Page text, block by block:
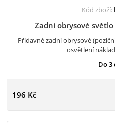
Kód zboží:
Zadní obrysové
Přídavné zadní obrysové
osvětlení
Do 3
196 Kč